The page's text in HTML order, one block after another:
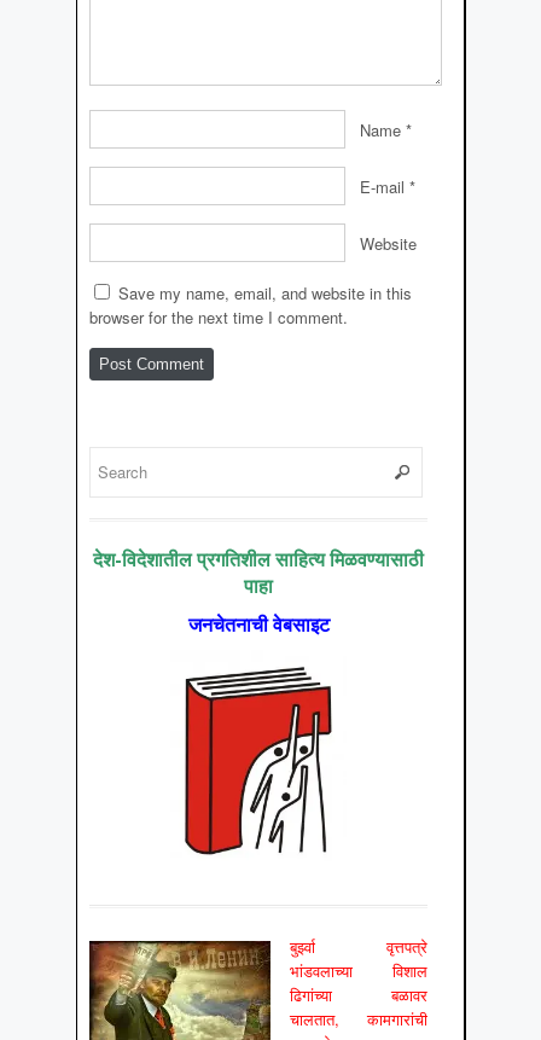
Name *
E-mail *
Website
Save my name, email, and website in this
browser for the next time I comment.
देश-विदेशातील प्रगतिशील साहित्य मिळवण्यासाठी
पाहा
जनचेतनाची वेबसाइट
बुर्झ्वा वृत्तपत्रे
भांडवलाच्या विशाल
ढिगांच्या बळावर
चालतात, कामगारांची